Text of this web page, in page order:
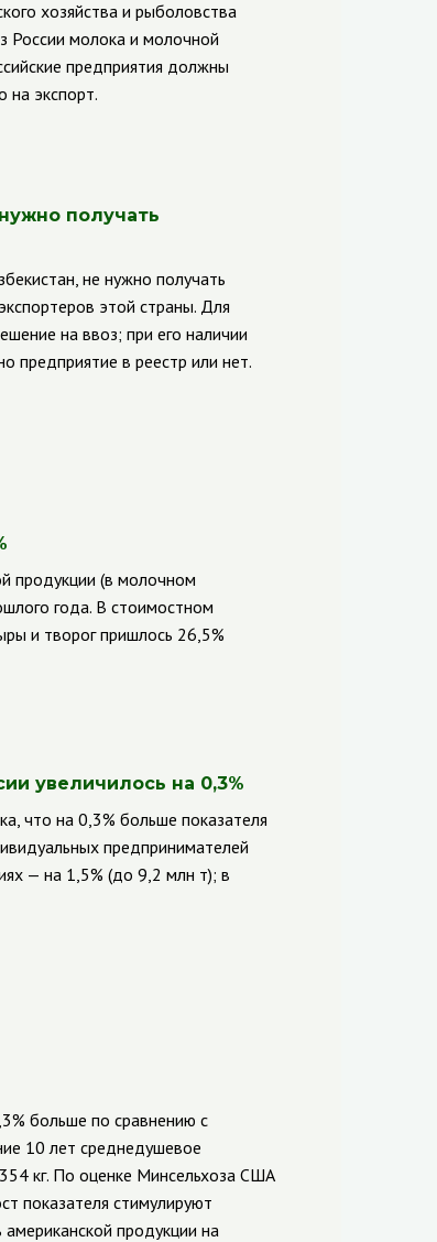
хозяйства и рыболовства
России молока и молочной
предприятия должны
на экспорт.
получать
не нужно получать
этой страны. Для
на ввоз; при его наличии
предприятие в реестр или нет.
продукции (в молочном
года. В стоимостном
и творог пришлось 26,5%
увеличилось на 0,3%
что на 0,3% больше показателя
предпринимателей
— на 1,5% (до 9,2 млн т); в
больше по сравнению с
10 лет среднедушевое
кг. По оценке Минсельхоза США
показателя стимулируют
продукции на